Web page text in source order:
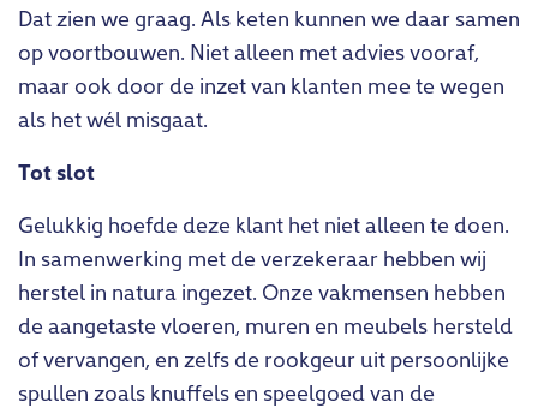
Dat zien we graag. Als keten kunnen we daar samen
op voortbouwen. Niet alleen met advies vooraf,
maar ook door de inzet van klanten mee te wegen
als het wél misgaat.
Tot slot
Gelukkig hoefde deze klant het niet alleen te doen.
In samenwerking met de verzekeraar hebben wij
herstel in natura ingezet. Onze vakmensen hebben
de aangetaste vloeren, muren en meubels hersteld
of vervangen, en zelfs de rookgeur uit persoonlijke
spullen zoals knuffels en speelgoed van de